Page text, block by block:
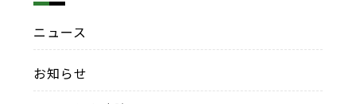
ニュース
お知らせ